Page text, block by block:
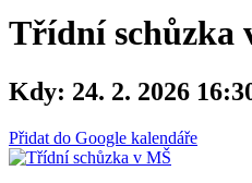
Třídní schůzka
Kdy: 24. 2. 2026
Přidat do Google kalendáře